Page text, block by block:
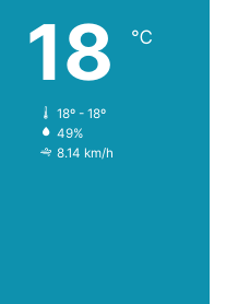
18 ℃
18º - 18º
49%
8.14 km/h